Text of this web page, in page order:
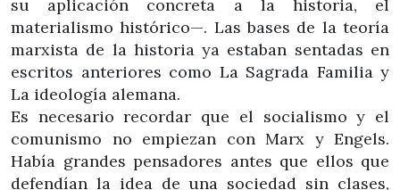
su aplicación concreta a la historia, el
materialismo histórico—. Las bases de la teoría
marxista de la historia ya estaban sentadas en
escritos anteriores como La Sagrada Familia y
La ideología alemana.
Es necesario recordar que el socialismo y el
comunismo no empiezan con Marx y Engels.
Había grandes pensadores antes que ellos que
defendían la idea de una sociedad sin clases,